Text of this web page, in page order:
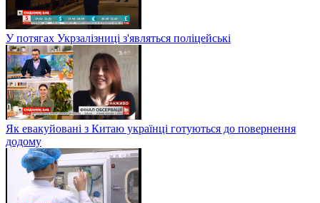
У потягах Укрзалізниці з'являться поліцейські
Як евакуйовані з Китаю українці готуються до повернення
додому